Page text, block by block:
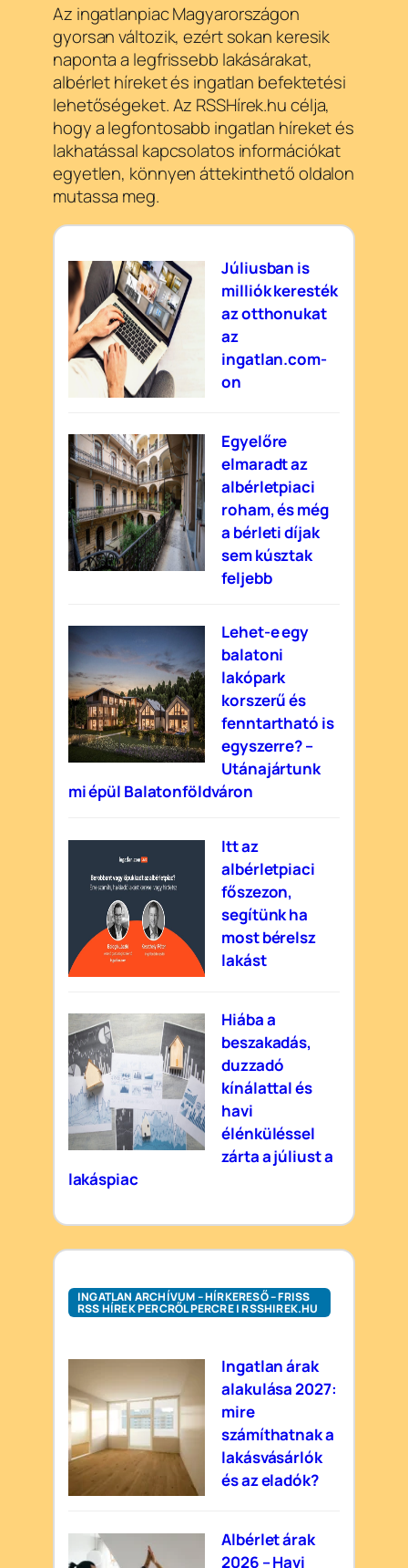
Az ingatlanpiac Magyarországon
gyorsan változik, ezért sokan keresik
naponta a legfrissebb lakásárakat,
albérlet híreket és ingatlan befektetési
lehetőségeket. Az RSSHírek.hu célja,
hogy a legfontosabb ingatlan híreket és
lakhatással kapcsolatos információkat
egyetlen, könnyen áttekinthető oldalon
mutassa meg.
Júliusban is
milliók keresték
az otthonukat
az
ingatlan.com-
on
Egyelőre
elmaradt az
albérletpiaci
roham, és még
a bérleti díjak
sem kúsztak
feljebb
Lehet-e egy
balatoni
lakópark
korszerű és
fenntartható is
egyszerre? –
Utánajártunk
mi épül Balatonföldváron
Itt az
albérletpiaci
főszezon,
segítünk ha
most bérelsz
lakást
Hiába a
beszakadás,
duzzadó
kínálattal és
havi
élénküléssel
zárta a júliust a
lakáspiac
INGATLAN ARCHÍVUM – HÍRKERESŐ – FRISS
RSS HÍREK PERCRŐL PERCRE | RSSHIREK.HU
Ingatlan árak
alakulása 2027:
mire
számíthatnak a
lakásvásárlók
és az eladók?
Albérlet árak
2026 – Havi